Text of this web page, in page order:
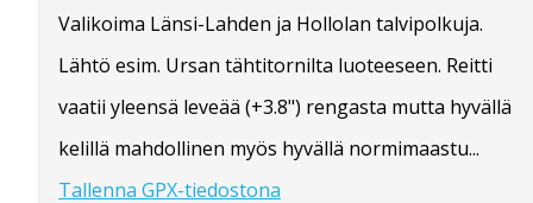
Valikoima Länsi-Lahden ja Hollolan talvipolkuja.
Lähtö esim. Ursan tähtitornilta luoteeseen. Reitti
vaatii yleensä leveää (+3.8") rengasta mutta hyvällä
kelillä mahdollinen myös hyvällä normimaastu...
Tallenna GPX-tiedostona